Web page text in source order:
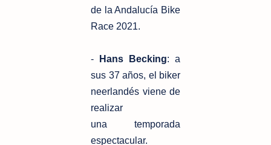
de la Andalucía Bike
Race 2021.
- Hans Becking: a
sus 37 años, el biker
neerlandés viene de
realizar
una temporada
espectacular.